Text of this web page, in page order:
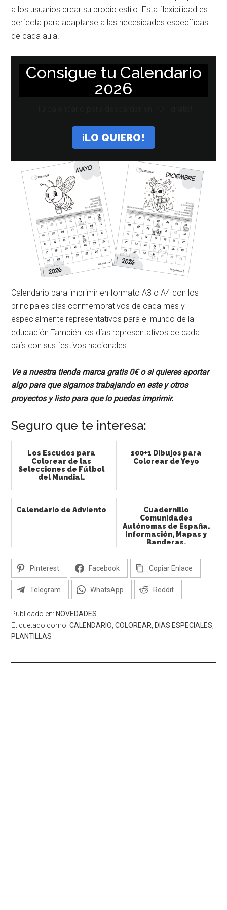
a los usuarios crear su propio estilo. Esta flexibilidad es
perfecta para adaptarse a las necesidades específicas
de cada aula.
Consigue tu Calendario
2026
¡LO QUIERO!
Calendario para imprimir en formato A3 o A4 con los
principales días conmemorativos de cada mes y
especialmente representativos para el mundo de la
educación.También los días representativos de cada
país con sus festivos nacionales.
Ve a nuestra tienda marca gratis 0€ o si quieres aportar
algo para que sigamos trabajando en este y otros
proyectos y listo para que lo puedas imprimir.
Seguro que te interesa:
Los Escudos para
Colorear de las
Selecciones de Fútbol
del Mundial.
100+1 Dibujos para
Colorear de Yeyo
Calendario de Adviento
Cuadernillo
Comunidades
Autónomas de España.
Información, Mapas y
Banderas.
Pinterest Facebook Copiar Enlace
Telegram WhatsApp Reddit
Publicado en: NOVEDADES
Etiquetado como:CALENDARIO ,COLOREAR DIAS ESPECIALES
PLANTILLAS